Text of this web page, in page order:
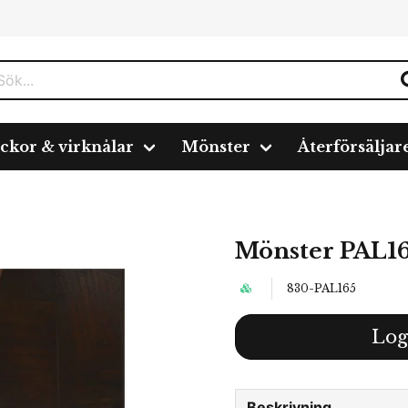
& virknålar Mönster
Mönster
830-PAL165